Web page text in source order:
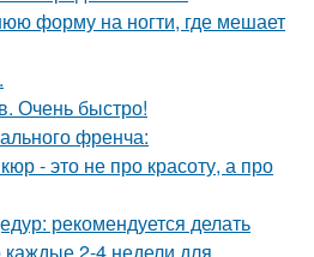
форму на ногти, где мешает
Очень быстро!
френча:
- это не про красоту, а про
рекомендуется делать